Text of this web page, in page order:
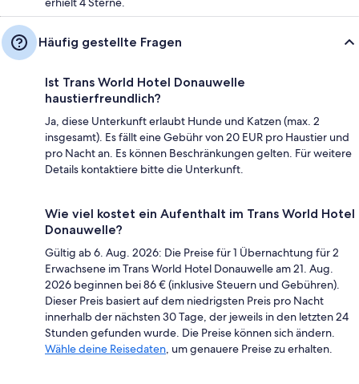
Häufig gestellte Fragen
Ist Trans World Hotel Donauwelle
haustierfreundlich?
Ja, diese Unterkunft erlaubt Hunde und Katzen (max. 2
insgesamt). Es fällt eine Gebühr von 20 EUR pro Haustier und
pro Nacht an. Es können Beschränkungen gelten. Für weitere
Details kontaktiere bitte die Unterkunft.
Wie viel kostet ein Aufenthalt im Trans World Hotel
Donauwelle?
Gültig ab 6. Aug. 2026: Die Preise für 1 Übernachtung für 2
Erwachsene im Trans World Hotel Donauwelle am 21. Aug.
2026 beginnen bei 86 € (inklusive Steuern und Gebühren).
Dieser Preis basiert auf dem niedrigsten Preis pro Nacht
innerhalb der nächsten 30 Tage, der jeweils in den letzten 24
Stunden gefunden wurde. Die Preise können sich ändern.
Wähle deine Reisedaten, um genauere Preise zu erhalten.